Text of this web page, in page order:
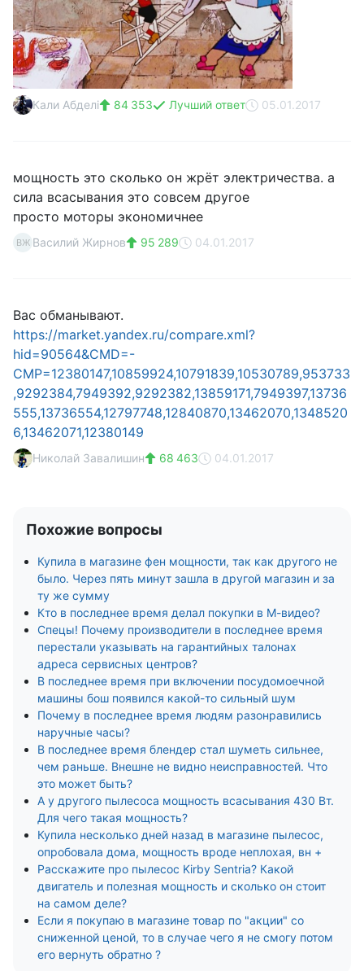
Кали Абделі 84 353 Лучший ответ 05.01.2017
мощность это сколько он жрёт электричества. а
сила всасывания это совсем другое
просто моторы экономичнее
ВЖ Василий Жирнов 95 289 04.01.2017
Вас обманывают.
https://market.yandex.ru/compare.xml?
hid=90564&CMD=-
CMP=12380147,10859924,10791839,10530789,953733
,9292384,7949392,9292382,13859171,7949397,13736
555,13736554,12797748,12840870,13462070,1348520
6,13462071,12380149
Николай Завалишин 68 463 04.01.2017
Похожие вопросы
Купила в магазине фен мощности, так как другого не
было. Через пять минут зашла в другой магазин и за
ту же сумму
Кто в последнее время делал покупки в М-видео?
Спецы! Почему производители в последнее время
перестали указывать на гарантийных талонах
адреса сервисных центров?
В последнее время при включении посудомоечной
машины бош появился какой-то сильный шум
Почему в последнее время людям разонравились
наручные часы?
В последнее время блендер стал шуметь сильнее,
чем раньше. Внешне не видно неисправностей. Что
это может быть?
А у другого пылесоса мощность всасывания 430 Вт.
Для чего такая мощность?
Купила несколько дней назад в магазине пылесос,
опробовала дома, мощность вроде неплохая, вн +
Расскажите про пылесос Kirby Sentria? Какой
двигатель и полезная мощность и сколько он стоит
на самом деле?
Если я покупаю в магазине товар по "акции" со
сниженной ценой, то в случае чего я не смогу потом
его вернуть обратно ?